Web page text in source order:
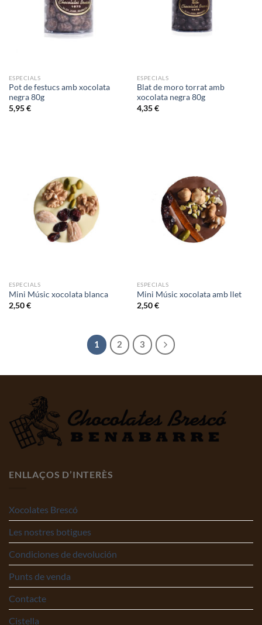
ESPECIALS
Pot de festucs amb xocolata
negra 80g
5,95€
ESPECIALS
Blat de moro torrat amb
xocolata negra 80g
4,35€
ESPECIALS
Mini Músic xocolata blanca
2,50€
ESPECIALS
Mini Músic xocolata amb llet
2,50€
1 2 3
ENLLAÇOS D’INTERÈS
Xocolates Brescó
Les nostres botigues
Condiciones de devolución
Punts de venda
Contacte
Cistella